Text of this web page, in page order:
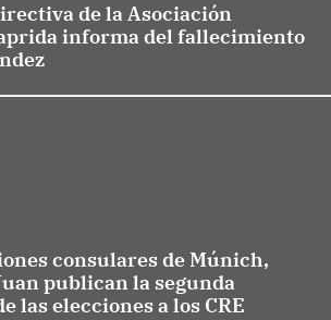
de la Asociación
informa del fallecimiento
consulares de Múnich,
publican la segunda
las elecciones a los CRE